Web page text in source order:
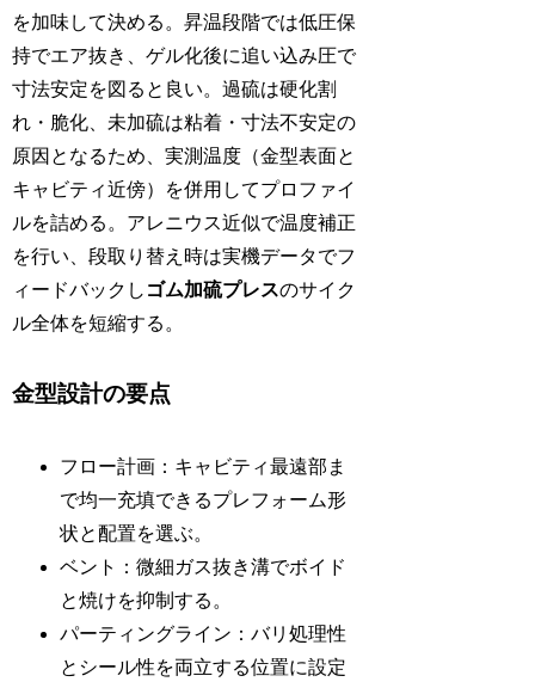
を加味して決める。昇温段階では低圧保
持でエア抜き、ゲル化後に追い込み圧で
寸法安定を図ると良い。過硫は硬化割
れ・脆化、未加硫は粘着・寸法不安定の
原因となるため、実測温度（金型表面と
キャビティ近傍）を併用してプロファイ
ルを詰める。アレニウス近似で温度補正
を行い、段取り替え時は実機データでフ
ィードバックし ゴム加硫プレスのサイク
ル全体を短縮する。
金型設計の要点
フロー計画：キャビティ最遠部ま
で均一充填できるプレフォーム形
状と配置を選ぶ。
ベント：微細ガス抜き溝でボイド
と焼けを抑制する。
パーティングライン：バリ処理性
とシール性を両立する位置に設定